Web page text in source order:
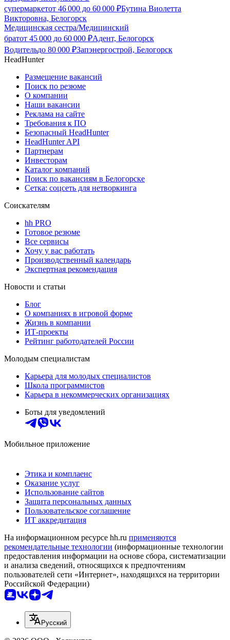
супермаркетот 46 000 до 60 000 ₽Бутина Виолетта
Викторовна, Белогорск
Медицинская сестра/Медицинский
братот 45 000 до 60 000 ₽Адент, Белогорск
Водительдо 80 000 ₽Запэнергострой, Белогорск
HeadHunter
Размещение вакансий
Поиск по резюме
О компании
Наши вакансии
Реклама на сайте
Требования к ПО
Безопасный HeadHunter
HeadHunter API
Партнерам
Инвесторам
Каталог компаний
Поиск по вакансиям в Белогорске
Сетка: соцсеть для нетворкинга
Соискателям
hh PRO
Готовое резюме
Все сервисы
Хочу у вас работать
Производственный календарь
Экспертная рекомендация
Новости и статьи
Блог
О компаниях в игровой форме
Жизнь в компании
ИТ-проекты
Рейтинг работодателей России
Молодым специалистам
Карьера для молодых специалистов
Школа программистов
Карьера в некоммерческих организациях
Боты для уведомлений
Мобильное приложение
Этика и комплаенс
Оказание услуг
Использование сайтов
Защита персональных данных
Пользовательское соглашение
ИТ аккредитация
На информационном ресурсе hh.ru применяются
рекомендательные технологии (информационные технологии
предоставления информации на основе сбора, систематизации
и анализа сведений, относящихся к предпочтениям
пользователей сети «Интернет», находящихся на территории
Российской Федерации)
Русский